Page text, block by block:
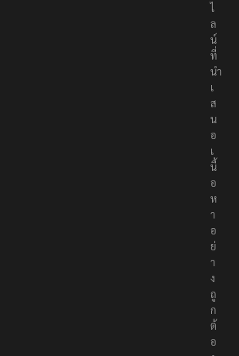
อ
น
ไ
ล
น์
ที่
นำ
เ
ส
น
อ
เ
นื้
อ
ห
า
อ
ย่
า
ง
ถู
ก